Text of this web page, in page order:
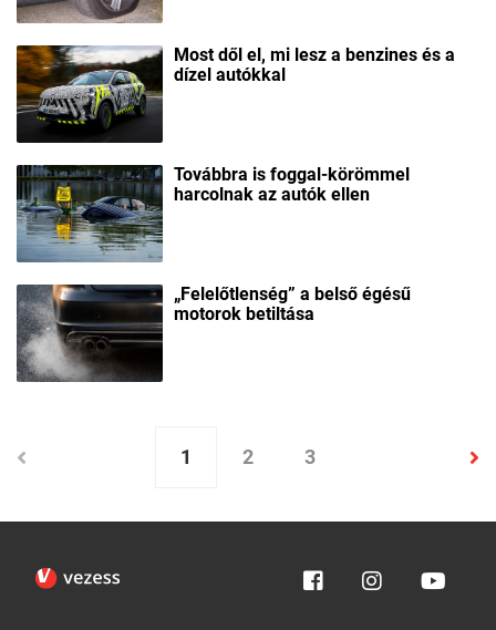
Most dől el, mi lesz a benzines és a
dízel autókkal
Továbbra is foggal-körömmel
harcolnak az autók ellen
„Felelőtlenség” a belső égésű
motorok betiltása
1 2 3